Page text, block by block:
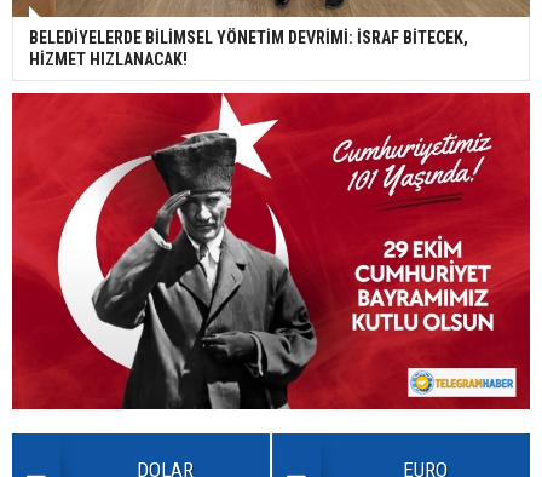
BELEDİYELERDE BİLİMSEL YÖNETİM DEVRİMİ: İSRAF BİTECEK,
HİZMET HIZLANACAK!
DOLAR EURO